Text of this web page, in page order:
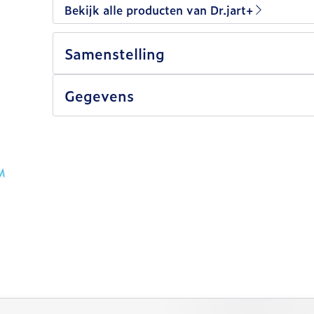
Bekijk alle producten van Dr.jart+
Samenstelling
Gegevens